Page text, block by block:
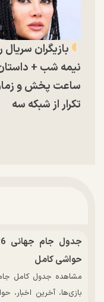
بازیگران سریال
نیمه شب +
ساعت پخش و
تکرار از شبکه سه
حواشی کامل
بازی‌ها، آخرین